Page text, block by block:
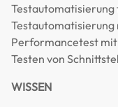
Testautomatisierung
Performancetest
Testen von
WISSEN